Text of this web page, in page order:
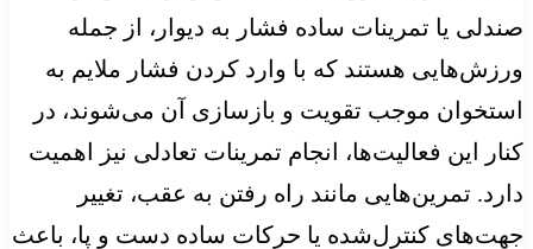
صندلی یا تمرینات ساده فشار به دیوار، از جمله
ورزش‌هایی هستند که با وارد کردن فشار ملایم به
استخوان موجب تقویت و بازسازی آن می‌شوند، در
کنار این فعالیت‌ها، انجام تمرینات تعادلی نیز اهمیت
دارد. تمرین‌هایی مانند راه رفتن به عقب، تغییر
جهت‌های کنترل‌شده یا حرکات ساده دست و پا، باعث